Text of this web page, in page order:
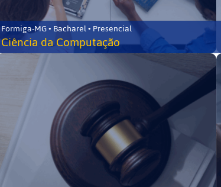
Formiga-MG • Bacharel • Presencial
Ciência da Computação